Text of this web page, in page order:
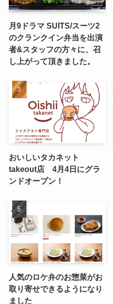
月9ドラマ SUITS/スーツ2
のクランクイン弁当を出演
者&スタッフの方々に、召
し上がって頂きました。
おいしいタカネット
takeout店 4月4日にグラ
ンドオープン！
人気のロケ弁のお惣菜がお
取り寄せできるようになり
ました